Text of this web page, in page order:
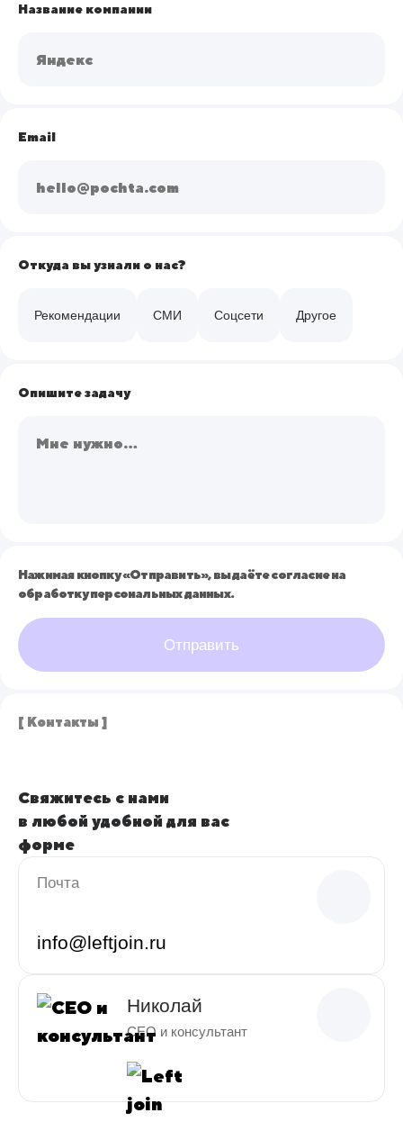
Название компании
Email
Откуда вы узнали о нас?
Рекомендации СМИ Соцсети Другое
Опишите задачу
Нажимая кнопку «Отправить», вы даёте согласие на
обработку персональных данных.
Отправить
[ Контакты ]
Свяжитесь с нами
в любой удобной для вас
форме
Почта
info@leftjoin.ru
Николай
CEO и консультант